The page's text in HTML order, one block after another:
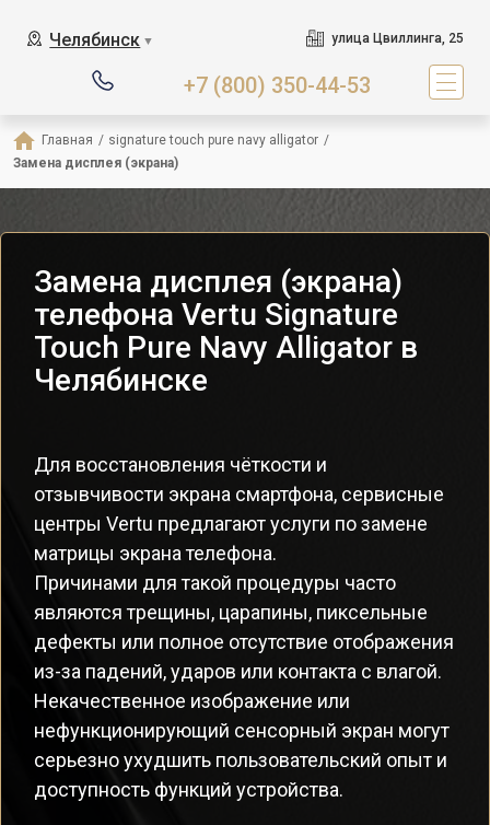
Челябинск ▼ улица Цвиллинга, 25
+7 (800) 350-44-53
Главная / signature touch pure navy alligator /
Замена дисплея (экрана)
Замена дисплея (экрана)
телефона Vertu Signature
Touch Pure Navy Alligator в
Челябинске
Для восстановления чёткости и
отзывчивости экрана смартфона, сервисные
центры Vertu предлагают услуги по замене
матрицы экрана телефона.
Причинами для такой процедуры часто
являются трещины, царапины, пиксельные
дефекты или полное отсутствие отображения
из-за падений, ударов или контакта с влагой.
Некачественное изображение или
нефункционирующий сенсорный экран могут
серьезно ухудшить пользовательский опыт и
доступность функций устройства.